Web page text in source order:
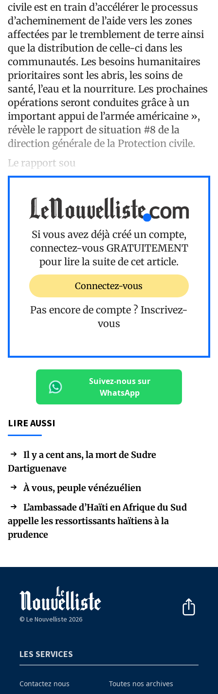
civile est en train d’accélérer le processus
d’acheminement de l’aide vers les zones
affectées par le tremblement de terre ainsi
que la distribution de celle-ci dans les
communautés. Les besoins humanitaires
prioritaires sont les abris, les soins de
santé, l’eau et la nourriture. Les prochaines
opérations seront conduites grâce à un
important appui de l’armée américaine »,
révèle le rapport de situation #8 de la
direction générale de la Protection civile.
Le rapport sou
Si vous avez déjà créé un compte,
connectez-vous GRATUITEMENT
pour lire la suite de cet article.
Connectez-vous
Pas encore de compte ? Inscrivez-
vous
Suivez-nous sur
WhatsApp
LIRE AUSSI
Il y a cent ans, la mort de Sudre
Dartiguenave
À vous, peuple vénézuélien
L’ambassade d’Haïti en Afrique du Sud
appelle les ressortissants haïtiens à la
prudence
© Le Nouvelliste 2026
LES SERVICES
Contactez nous
Toutes nos archives